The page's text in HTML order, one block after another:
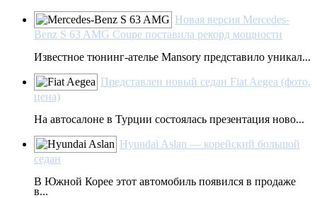
Новая версия Mercedes-
Benz S 63 AMG Coupe поставила рекорд мощности
Известное тюнинг-ателье Mansory представило уникал...
Представлен новый седан Fiat Aegea (фото,
цена)
На автосалоне в Турции состоялась презентация ново...
Hyundai Aslan — корейский большой
седан
В Южной Корее этот автомобиль появился в продаже
в...